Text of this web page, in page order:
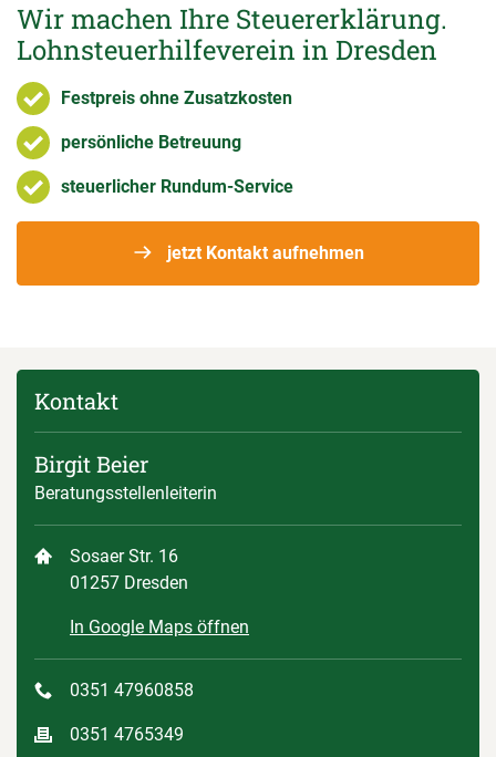
Wir machen Ihre Steuererklärung.
Lohnsteuerhilfeverein in Dresden
Festpreis ohne Zusatzkosten
persönliche Betreuung
steuerlicher Rundum-Service
jetzt Kontakt aufnehmen
Kontakt
Birgit Beier
Beratungsstellenleiterin
Sosaer Str. 16
01257 Dresden
In Google Maps öffnen
0351 47960858
0351 4765349